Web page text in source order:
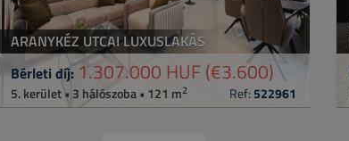
ARANYKÉZ UTCAI LUXUSLAKÁS
Bérleti díj: 1.307.000 HUF(€3.600)
5. kerület • 3 hálószoba • 121 m2 Ref: 522961